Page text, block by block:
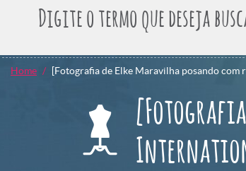
Home [Fotografia de Elke Maravilha posando
[Fotografia